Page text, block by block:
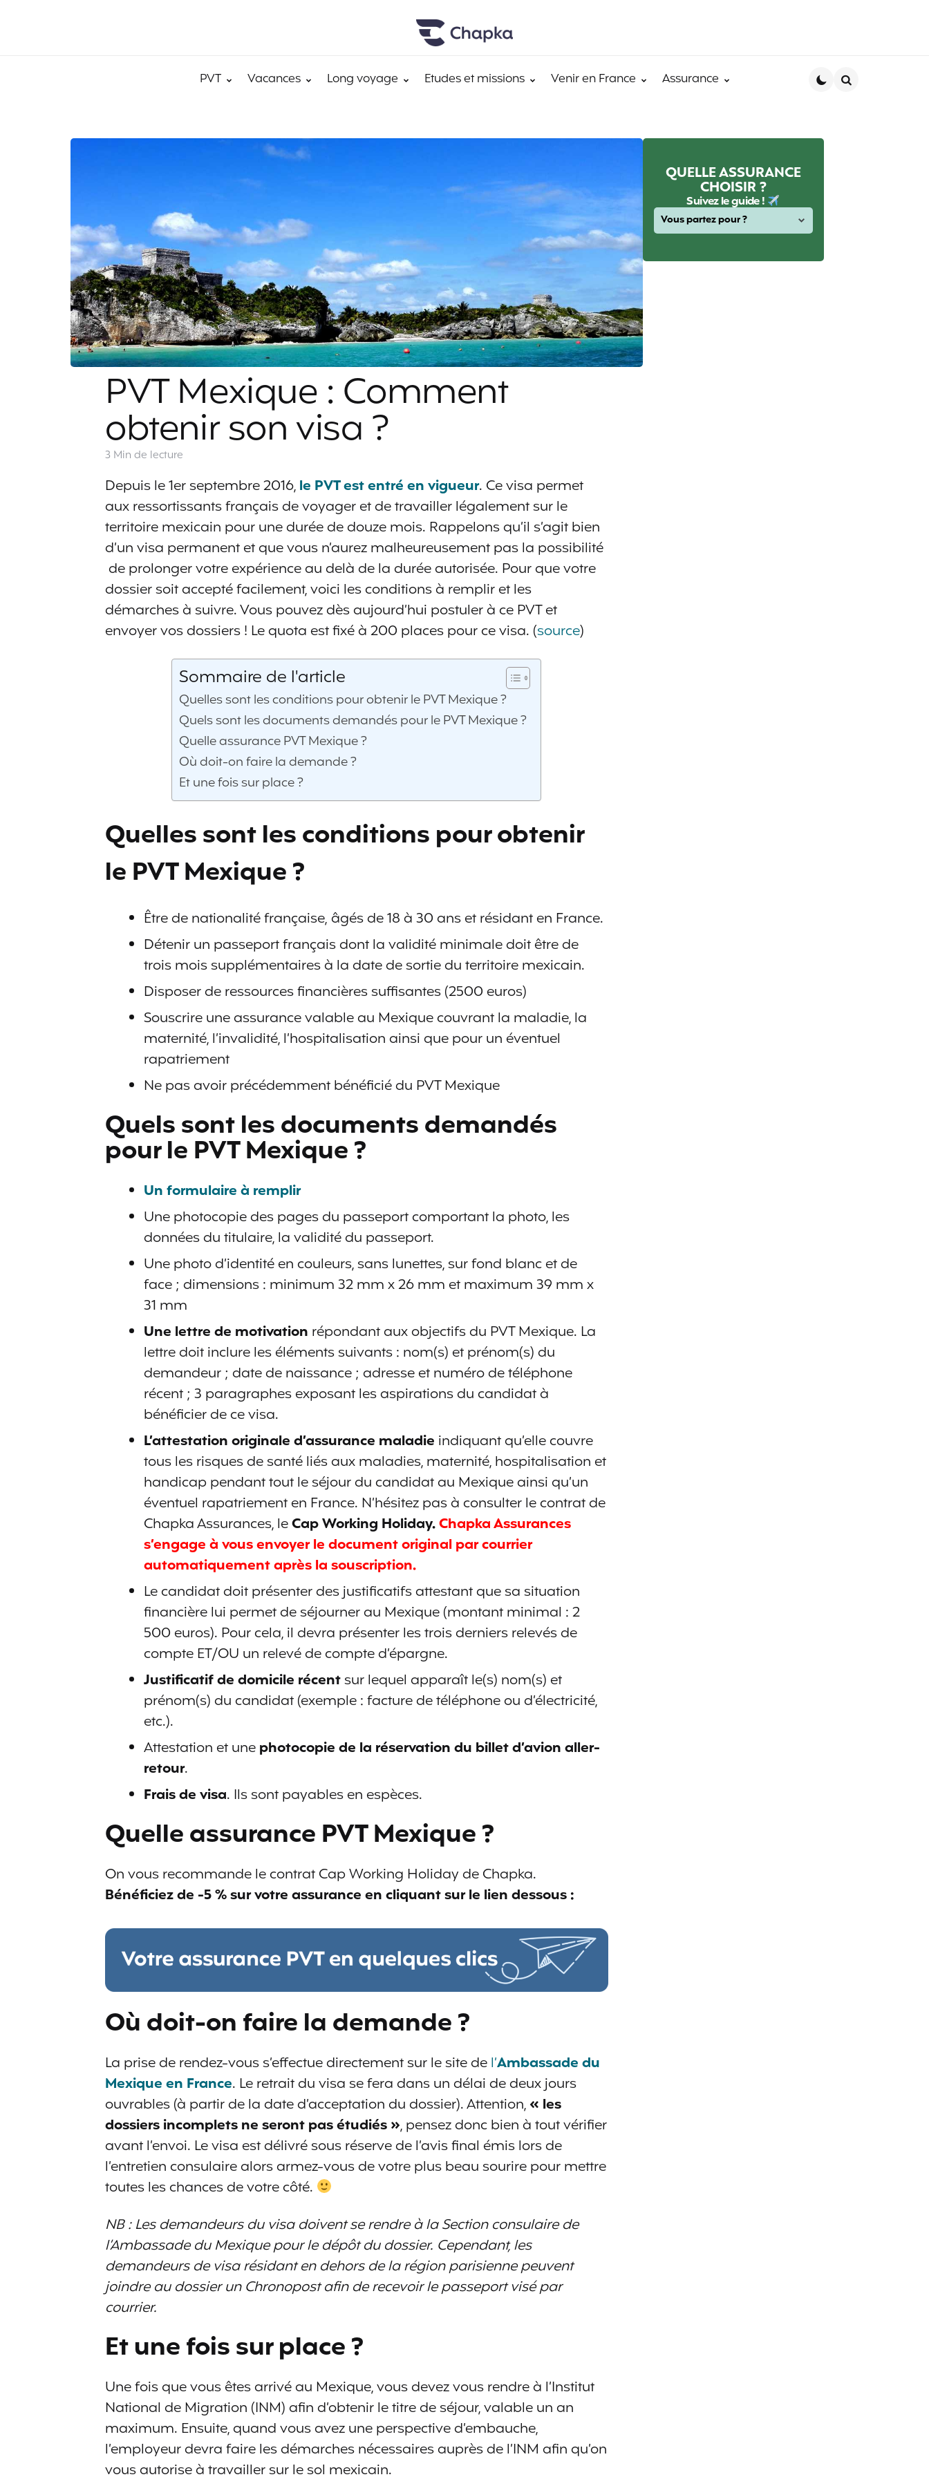
PVT Vacances Long voyage Etudes et missions Venir en France Assurance
PVT Mexique : Comment
obtenir son visa ?
3 Min de lecture
Depuis le 1er septembre 2016,le PVT est entré en vigueur. Ce visa permet
aux ressortissants français de voyager et de travailler légalement sur le
territoire mexicain pour une durée de douze mois. Rappelons qu’il s’agit bien
d’un visa permanent et que vous n’aurez malheureusement pas la possibilité
de prolonger votre expérience au delà de la durée autorisée. Pour que votre
dossier soit accepté facilement, voici les conditions à remplir et les
démarches à suivre. Vous pouvez dès aujourd’hui postuler à ce PVT et
envoyer vos dossiers ! Le quota est fixé à 200 places pour ce visa. (source)
Sommaire de l'article
Quelles sont les conditions pour obtenir le PVT Mexique ?
Quels sont les documents demandés pour le PVT Mexique ?
Quelle assurance PVT Mexique ?
Où doit-on faire la demande ?
Et une fois sur place ?
Quelles sont les conditions pour obtenir
le PVT Mexique ?
Être de nationalité française, âgés de 18 à 30 ans et résidant en France.
Détenir un passeport français dont la validité minimale doit être de
trois mois supplémentaires à la date de sortie du territoire mexicain.‬
Disposer de ressources financières suffisantes (2500 euros)
Souscrire une assurance valable au Mexique couvrant la maladie, la
maternité, l’invalidité, l’hospitalisation ainsi que pour un éventuel
rapatriement
Ne pas avoir précédemment bénéficié du PVT Mexique
Quels sont les documents demandés
pour le PVT Mexique ?
Un formulaire à remplir
Une photocopie des pages du passeport comportant la photo, les
données du titulaire, la validité du passeport.‬‬‬
Une photo d’identité en couleurs, sans lunettes, sur fond blanc et de
face ; dimensions : minimum 32 mm x 26 mm et maximum 39 mm x
31 mm
Une lettre de motivation répondant aux objectifs du PVT Mexique. La
lettre doit inclure les éléments suivants : nom(s) et prénom(s) du
demandeur ; date de naissance ; adresse et numéro de téléphone
récent ; 3 paragraphes exposant les aspirations du candidat à
bénéficier de ce visa.
L’attestation originale d’assurance maladie indiquant qu’elle couvre
tous les risques de santé liés aux maladies, maternité, hospitalisation et
handicap pendant tout le séjour du candidat au Mexique ainsi qu’un
éventuel rapatriement en France.‬‬‬ N’hésitez pas à consulter le contrat de
Chapka Assurances, leCap Working Holiday.Chapka Assurances
s’engage à vous envoyer le document original par courrier
automatiquement après la souscription.
Le candidat doit présenter des justificatifs attestant que sa situation
financière lui permet de séjourner au Mexique (montant minimal : 2
500 euros). Pour cela, il devra présenter les trois derniers relevés de
compte ET/OU un relevé de compte d’épargne.
Justificatif de domicile récentsur lequel apparaît le(s) nom(s) et
prénom(s) du candidat (exemple : facture de téléphone ou d’électricité,
etc.).
Attestation et unephotocopie de la réservation du billet d’avion aller-
retour.‬‬‬
Frais de visa. Ils sont payables en espèces.‬
Quelle assurance PVT Mexique ?
On vous recommande le contrat Cap Working Holiday de Chapka.
Bénéficiez de -5 % sur votre assurance en cliquant sur le lien dessous :
Où doit-on faire la demande ?
La prise de rendez-vous s’effectue directement sur le site del’Ambassade du
Mexique en France. Le retrait du visa se fera dans un délai de deux jours
ouvrables (à partir de la date d’acceptation du dossier). Attention,« les
dossiers incomplets ne seront pas étudiés », pensez donc bien à tout vérifier
avant l’envoi. Le visa est délivré sous réserve de l’avis final émis lors de
l’entretien consulaire alors armez-vous de votre plus beau sourire pour mettre
toutes les chances de votre côté.
NB : Les demandeurs du visa doivent se rendre à la Section consulaire de
l’Ambassade du Mexique pour le dépôt du dossier.‬ Cependant, les
demandeurs de visa résidant en dehors de la région parisienne peuvent
joindre au dossier un Chronopost afin de recevoir le passeport visé par
courrier.
Et une fois sur place ?
Une fois que vous êtes arrivé au Mexique, vous devez vous rendre à l’Institut
National de Migration (INM) afin d’obtenir le titre de séjour, valable un an
maximum. Ensuite, quand vous avez une perspective d’embauche,
l’employeur devra faire les démarches nécessaires auprès de l’INM afin qu’on
vous autorise à travailler sur le sol mexicain.
QUELLE ASSURANCE
CHOISIR ?
Suivez le guide !